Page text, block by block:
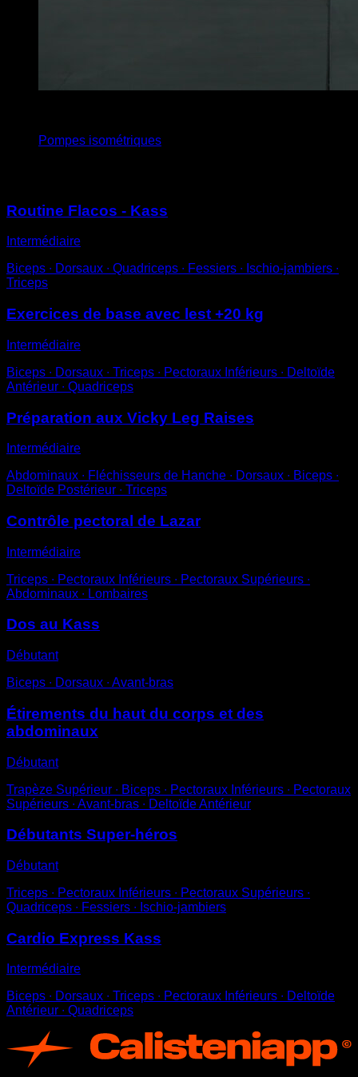
Pompes isométriques
Routine Flacos - Kass
Intermédiaire
Biceps ∙ Dorsaux ∙ Quadriceps ∙ Fessiers ∙ Ischio-jambiers ∙
Triceps
Exercices de base avec lest +20 kg
Intermédiaire
Biceps ∙ Dorsaux ∙ Triceps ∙ Pectoraux Inférieurs ∙ Deltoïde
Antérieur ∙ Quadriceps
Préparation aux Vicky Leg Raises
Intermédiaire
Abdominaux ∙ Fléchisseurs de Hanche ∙ Dorsaux ∙ Biceps ∙
Deltoïde Postérieur ∙ Triceps
Contrôle pectoral de Lazar
Intermédiaire
Triceps ∙ Pectoraux Inférieurs ∙ Pectoraux Supérieurs ∙
Abdominaux ∙ Lombaires
Dos au Kass
Débutant
Biceps ∙ Dorsaux ∙ Avant-bras
Étirements du haut du corps et des
abdominaux
Débutant
Trapèze Supérieur ∙ Biceps ∙ Pectoraux Inférieurs ∙ Pectoraux
Supérieurs ∙ Avant-bras ∙ Deltoïde Antérieur
Débutants Super-héros
Débutant
Triceps ∙ Pectoraux Inférieurs ∙ Pectoraux Supérieurs ∙
Quadriceps ∙ Fessiers ∙ Ischio-jambiers
Cardio Express Kass
Intermédiaire
Biceps ∙ Dorsaux ∙ Triceps ∙ Pectoraux Inférieurs ∙ Deltoïde
Antérieur ∙ Quadriceps